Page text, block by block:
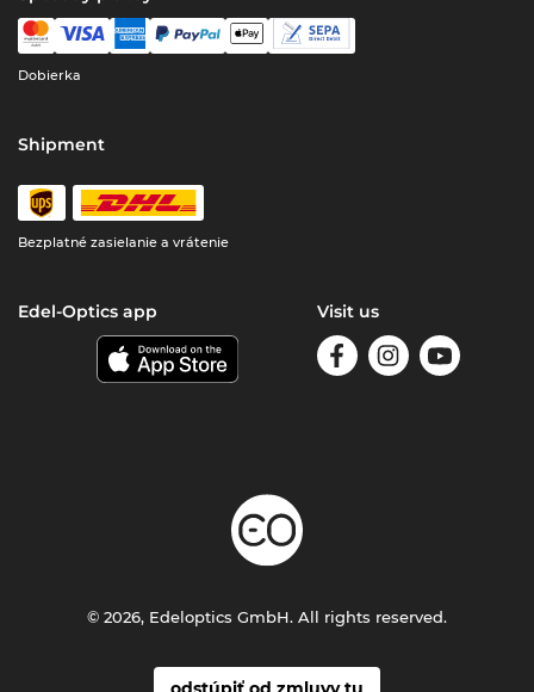
Dobierka
Shipment
Bezplatné zasielanie a vrátenie
Edel-Optics app Visit us
© 2026, Edeloptics GmbH. All rights reserved.